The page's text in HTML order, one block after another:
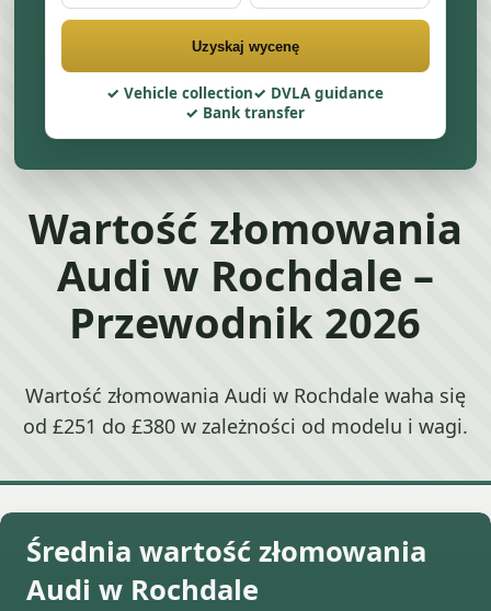
Uzyskaj wycenę
Vehicle collection
DVLA guidance
Bank transfer
Wartość złomowania
Audi w Rochdale –
Przewodnik 2026
Wartość złomowania Audi w Rochdale waha się
od £251 do £380 w zależności od modelu i wagi.
Średnia wartość złomowania
Audi w Rochdale